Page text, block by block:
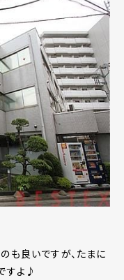
も良いですが、たまに
すよ♪